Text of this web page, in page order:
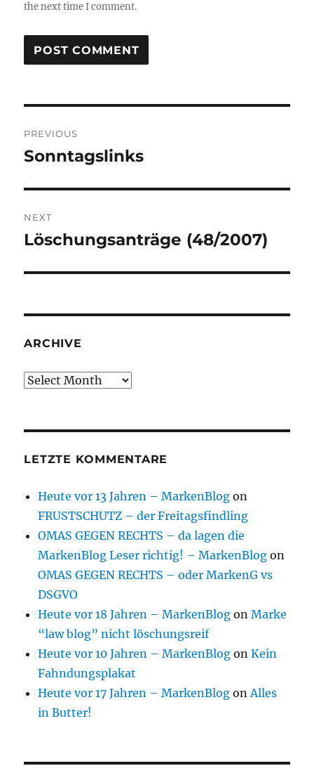
the next time I comment.
navigation
PREVIOUS
Previous
Sonntagslinks
NEXT
Next
Löschungsanträge (48/2007)
ARCHIVE
Archive
LETZTE KOMMENTARE
Heute vor 13 Jahren – MarkenBlog on
FRUSTSCHUTZ – der Freitagsfindling
OMAS GEGEN RECHTS – da lagen die
MarkenBlog Leser richtig! – MarkenBlog on
OMAS GEGEN RECHTS – oder MarkenG vs
DSGVO
Heute vor 18 Jahren – MarkenBlog onMarke
“law blog” nicht löschungsreif
Heute vor 10 Jahren – MarkenBlog onKein
Fahndungsplakat
Heute vor 17 Jahren – MarkenBlog onAlles
in Butter!